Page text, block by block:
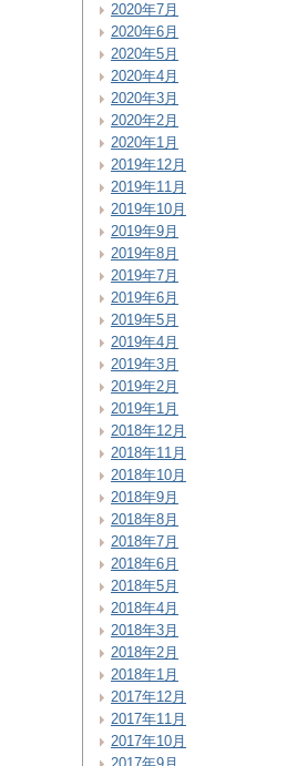
2020年7月
2020年6月
2020年5月
2020年4月
2020年3月
2020年2月
2020年1月
2019年12月
2019年11月
2019年10月
2019年9月
2019年8月
2019年7月
2019年6月
2019年5月
2019年4月
2019年3月
2019年2月
2019年1月
2018年12月
2018年11月
2018年10月
2018年9月
2018年8月
2018年7月
2018年6月
2018年5月
2018年4月
2018年3月
2018年2月
2018年1月
2017年12月
2017年11月
2017年10月